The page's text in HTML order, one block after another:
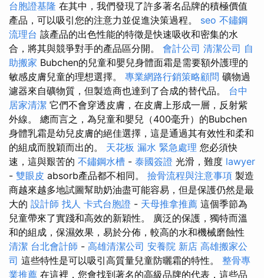
台胞證基隆 在其中，我們發現了許多著名品牌的積極價值
產品，可以吸引您的注意力並促進決策過程。 seo 不鏽鋼
流理台 該產品的出色性能的特徵是快速吸收和密集的水
合，將其與競爭對手的產品區分開。 會計公司 清潔公司 自
助搬家 Bubchen的兒童和嬰兒身體面霜是需要額外護理的
敏感皮膚兒童的理想選擇。 專業網路行銷策略顧問 礦物過
濾器來自礦物質，但製造商也達到了合成的替代品。 台中
居家清潔 它們不會穿透皮膚，在皮膚上形成一層，反射紫
外線。 總而言之，為兒童和嬰兒（400毫升）的Bubchen
身體乳霜是幼兒皮膚的絕佳選擇，這是通過其有效性和柔和
的組成而脫穎而出的。 天花板 漏水 緊急處理 您必須快
速，這與艱苦的 不鏽鋼水槽 - 泰國簽證 光滑，難度 lawyer
- 雙眼皮 absorb產品都不相同。 撿骨流程與注意事項 製造
商越來越多地試圖幫助奶油盡可能容易，但是保護仍然是最
大的 設計師 找人 卡式台胞證 - 天母推拿推薦 這個季節為
兒童帶來了實踐和高效的新穎性。 廣泛的保護，獨特而溫
和的組成，保濕效果，易於分佈，較高的水和機械磨蝕性
清潔 台北會計師 - 高雄清潔公司 安養院 新店 高雄搬家公
司 這些特性是可以吸引高質量兒童防曬霜的特性。 整骨專
業推薦 在這裡，您會找到著名的高級品牌的代表，這些品